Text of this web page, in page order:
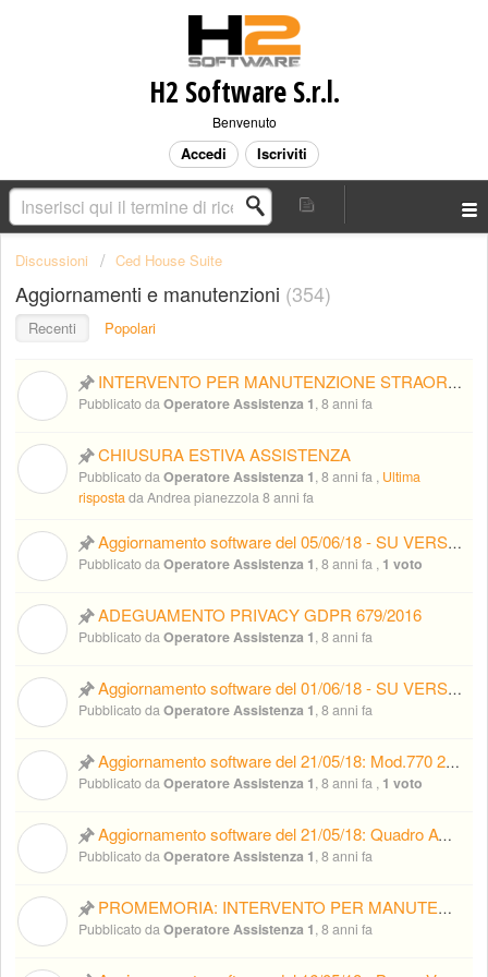
H2 Software S.r.l.
Benvenuto
Accedi Iscriviti
Discussioni Ced House Suite
Aggiornamenti e manutenzioni 354
Recenti Popolari
INTERVENTO PER MANUTENZIONE STRAORDINARIA SUL SERVER - PROGRAMMATO PER IL GIORNO VENERDI’ 07/09/2018 dalle ore 14.00
Pubblicato daOperatore Assistenza 1,8 anni fa
CHIUSURA ESTIVA ASSISTENZA
Pubblicato daOperatore Assistenza 1,8 anni fa , Ultima
rispostada Andrea pianezzola8 anni fa
Aggiornamento software del 05/06/18 - SU VERSIONE BETA-CHS
Pubblicato daOperatore Assistenza 1,8 anni fa , 1 voto
ADEGUAMENTO PRIVACY GDPR 679/2016
Pubblicato daOperatore Assistenza 1,8 anni fa
Aggiornamento software del 01/06/18 - SU VERSIONE BETA-CHS
Pubblicato daOperatore Assistenza 1,8 anni fa
Aggiornamento software del 21/05/18: Mod.770 2018 rif.2017 – e importazione tracciato fattura elettronica B2B (su versione BETA)
Pubblicato daOperatore Assistenza 1,8 anni fa , 1 voto
Aggiornamento software del 21/05/18: Quadro AC 2018 rif.2017 - su BETA CHS
Pubblicato daOperatore Assistenza 1,8 anni fa
PROMEMORIA: INTERVENTO PER MANUTENZIONE SUL SERVER - PROGRAMMATO PER IL GIORNO 18/05/2018 dalle ore 14.30 alle ore 16.30
Pubblicato daOperatore Assistenza 1,8 anni fa